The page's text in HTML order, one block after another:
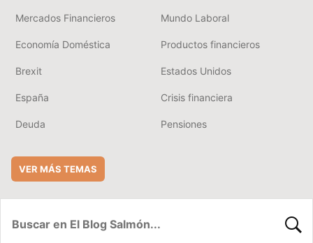
Mercados Financieros Mundo Laboral
Economía Doméstica Productos financieros
Brexit Estados Unidos
España Crisis financiera
Deuda Pensiones
VER MÁS TEMAS